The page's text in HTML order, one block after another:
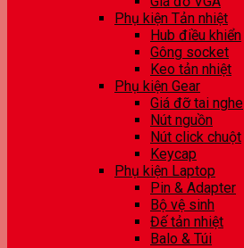
Phụ kiện Tản nhiệt
Hub điều khiển
Gông socket
Keo tản nhiệt
Phụ kiện Gear
Giá đỡ tai nghe
Nút nguồn
Nút click chuột
Keycap
Phụ kiện Laptop
Pin & Adapter
Bộ vệ sinh
Đế tản nhiệt
Balo & Túi